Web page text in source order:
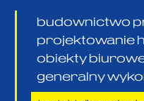
budownictwo
projektowanie
obiekty biurowe
generalny